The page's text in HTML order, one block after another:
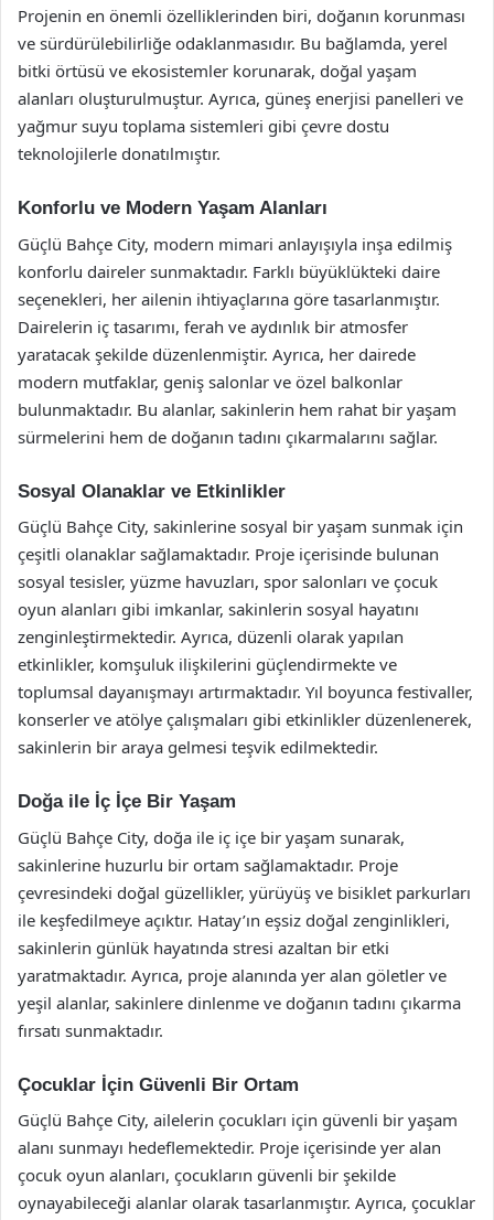
Projenin en önemli özelliklerinden biri, doğanın korunması
ve sürdürülebilirliğe odaklanmasıdır. Bu bağlamda, yerel
bitki örtüsü ve ekosistemler korunarak, doğal yaşam
alanları oluşturulmuştur. Ayrıca, güneş enerjisi panelleri ve
yağmur suyu toplama sistemleri gibi çevre dostu
teknolojilerle donatılmıştır.
Konforlu ve Modern Yaşam Alanları
Güçlü Bahçe City, modern mimari anlayışıyla inşa edilmiş
konforlu daireler sunmaktadır. Farklı büyüklükteki daire
seçenekleri, her ailenin ihtiyaçlarına göre tasarlanmıştır.
Dairelerin iç tasarımı, ferah ve aydınlık bir atmosfer
yaratacak şekilde düzenlenmiştir. Ayrıca, her dairede
modern mutfaklar, geniş salonlar ve özel balkonlar
bulunmaktadır. Bu alanlar, sakinlerin hem rahat bir yaşam
sürmelerini hem de doğanın tadını çıkarmalarını sağlar.
Sosyal Olanaklar ve Etkinlikler
Güçlü Bahçe City, sakinlerine sosyal bir yaşam sunmak için
çeşitli olanaklar sağlamaktadır. Proje içerisinde bulunan
sosyal tesisler, yüzme havuzları, spor salonları ve çocuk
oyun alanları gibi imkanlar, sakinlerin sosyal hayatını
zenginleştirmektedir. Ayrıca, düzenli olarak yapılan
etkinlikler, komşuluk ilişkilerini güçlendirmekte ve
toplumsal dayanışmayı artırmaktadır. Yıl boyunca festivaller,
konserler ve atölye çalışmaları gibi etkinlikler düzenlenerek,
sakinlerin bir araya gelmesi teşvik edilmektedir.
Doğa ile İç İçe Bir Yaşam
Güçlü Bahçe City, doğa ile iç içe bir yaşam sunarak,
sakinlerine huzurlu bir ortam sağlamaktadır. Proje
çevresindeki doğal güzellikler, yürüyüş ve bisiklet parkurları
ile keşfedilmeye açıktır. Hatay’ın eşsiz doğal zenginlikleri,
sakinlerin günlük hayatında stresi azaltan bir etki
yaratmaktadır. Ayrıca, proje alanında yer alan göletler ve
yeşil alanlar, sakinlere dinlenme ve doğanın tadını çıkarma
fırsatı sunmaktadır.
Çocuklar İçin Güvenli Bir Ortam
Güçlü Bahçe City, ailelerin çocukları için güvenli bir yaşam
alanı sunmayı hedeflemektedir. Proje içerisinde yer alan
çocuk oyun alanları, çocukların güvenli bir şekilde
oynayabileceği alanlar olarak tasarlanmıştır. Ayrıca, çocuklar